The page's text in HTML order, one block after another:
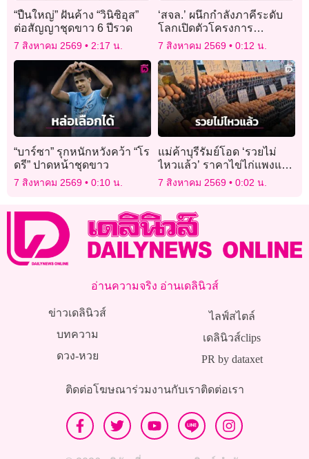
“ปืนใหญ่” ฝันค้าง “วินิซิอุส”
ต่อสัญญาชุดขาว 6 ปีรวด
7 สิงหาคม 2569 2:17 น.
‘สจล.’ ผนึกกำลังภาคีระดับ
โลกเปิดตัวโครงการ
“Farming Future, Together”
7 สิงหาคม 2569 0:12 น.
“บาร์ซา” รุกหนักหวังคว้า “โร
ดรี” ปาดหน้าชุดขาว
7 สิงหาคม 2569 0:10 น.
แม่ค้าบุรีรัมย์โอด ‘รวยไม่
ไหวแล้ว’ ราคาไข่ไก่แพงแตะ
ฟองละ 4 บาท
7 สิงหาคม 2569 0:02 น.
อ่านความจริง อ่านเดลินิวส์
ข่าวเดลินิวส์
บทความ
ดวง-หวย
ไลฟ์สไตล์
เดลินิวส์clips
PR by dataxet
ติดต่อโฆษณาร่วมงานกับเราติดต่อเรา